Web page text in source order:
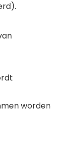
worden